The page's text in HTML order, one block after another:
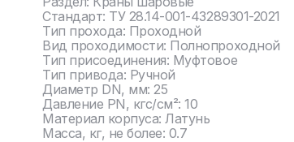
Стандарт: ТУ 28.14-001-43289301-2021
Тип прохода: Проходной
Вид проходимости: Полнопроходной
Тип присоединения: Муфтовое
Тип привода: Ручной
Диаметр DN, мм: 25
Давление PN, кгс/см²: 10
Материал корпуса: Латунь
Масса, кг, не более: 0.7